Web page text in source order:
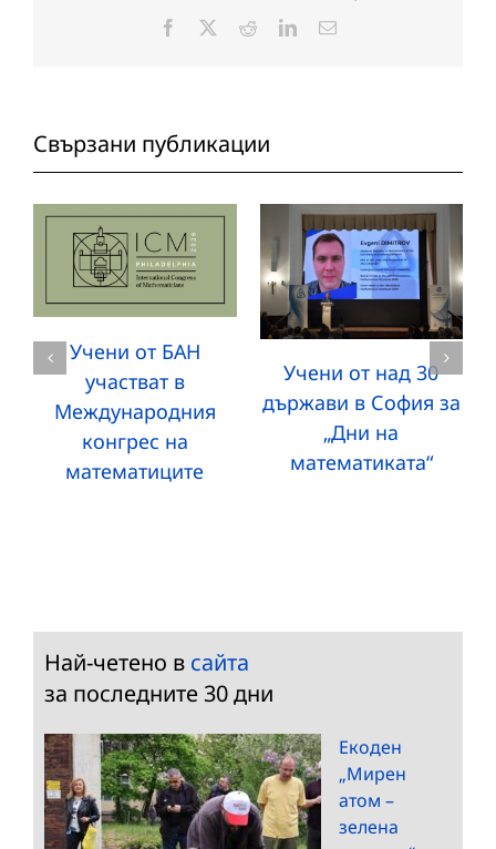
Facebook RedditLinkedInЕлектронна
Свързани публикации
Учени от БАН
участват в
Международния
конгрес на
математиците
Учени от над 30
държави в София за
„Дни на
математиката“
Най-четено в сайта
за последните 30 дни
Екоден
„Мирен
атом –
зелена